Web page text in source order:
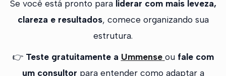
Se você está pronto para liderar com mais leveza,
clareza e resultados, comece organizando sua
estrutura.
👉 Teste gratuitamente a Ummense ou fale com
um consultor para entender como adaptar a